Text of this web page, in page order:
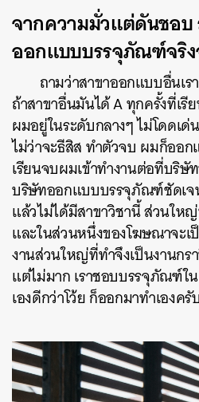
จากความมั่วแต่ดันชอ
ออกแบบบรรจุภัณฑ์จริง
ถามว่าสาขาออกแบบอื่นเ
ถ้าสาขาอื่นมันได้ A ทุกครั้งที่เ
ผมอยู่ในระดับกลางๆ ไม่โดดเด่
ไม่ว่าจะธีสิส ทำตัวจบ ผมก็อ
เรียนจบผมเข้าทำงานต่อที่บริษั
บริษัทออกแบบบรรจุภัณฑ์ชัดเจ
แล้วไม่ได้มีสาขาวิชานี้ ส่วนใ
และในส่วนหนึ่งของโฆษณาจะ
งานส่วนใหญ่ที่ทำจึงเป็นงานก
แต่ไม่มาก เราชอบบรรจุภัณฑ์ใ
เองดีกว่าโว้ย ก็ออกมาทำเองค